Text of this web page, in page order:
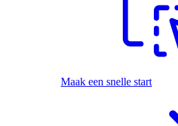
Maak een snelle start